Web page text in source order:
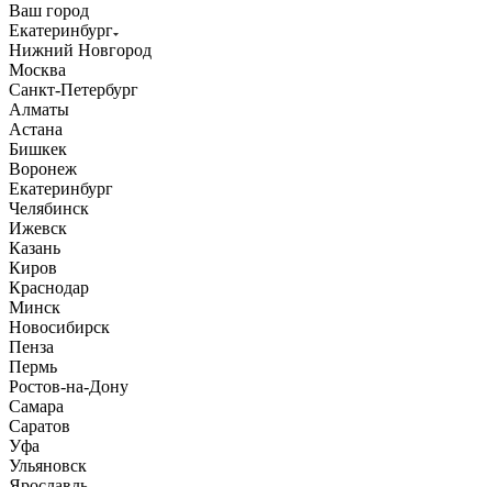
Ваш город
Екатеринбург
Нижний Новгород
Москва
Санкт-Петербург
Алматы
Астана
Бишкек
Воронеж
Екатеринбург
Челябинск
Ижевск
Казань
Киров
Краснодар
Минск
Новосибирск
Пенза
Пермь
Ростов-на-Дону
Самара
Саратов
Уфа
Ульяновск